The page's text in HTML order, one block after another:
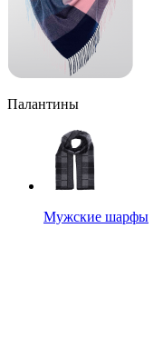
Палантины
Мужские шарфы